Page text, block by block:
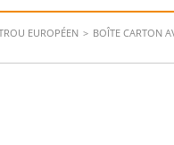
EUROPÉEN BOÎTE CARTON